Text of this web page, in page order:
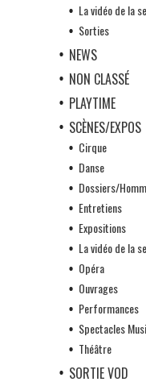
La vidéo de la
Sorties
NEWS
NON CLASSÉ
PLAYTIME
SCÈNES/EXPOS
Cirque
Danse
Dossiers/
Entretiens
Expositions
La vidéo de la
Opéra
Ouvrages
Performances
Spectacles
Théâtre
SORTIE VOD